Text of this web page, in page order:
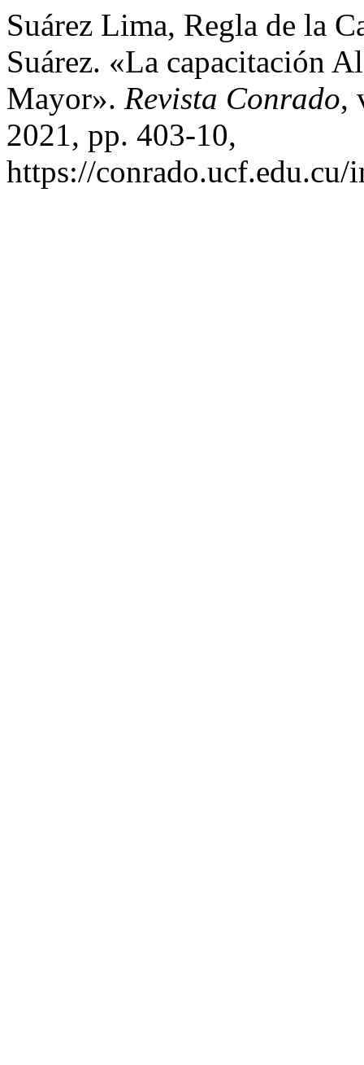
Suárez Lima, Regla de la
Suárez. «La capacitación
Mayor». Revista Conrado,
2021, pp. 403-10,
https://